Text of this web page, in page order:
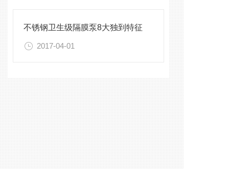
不锈钢卫生级隔膜泵8大独到特征
2017-04-01